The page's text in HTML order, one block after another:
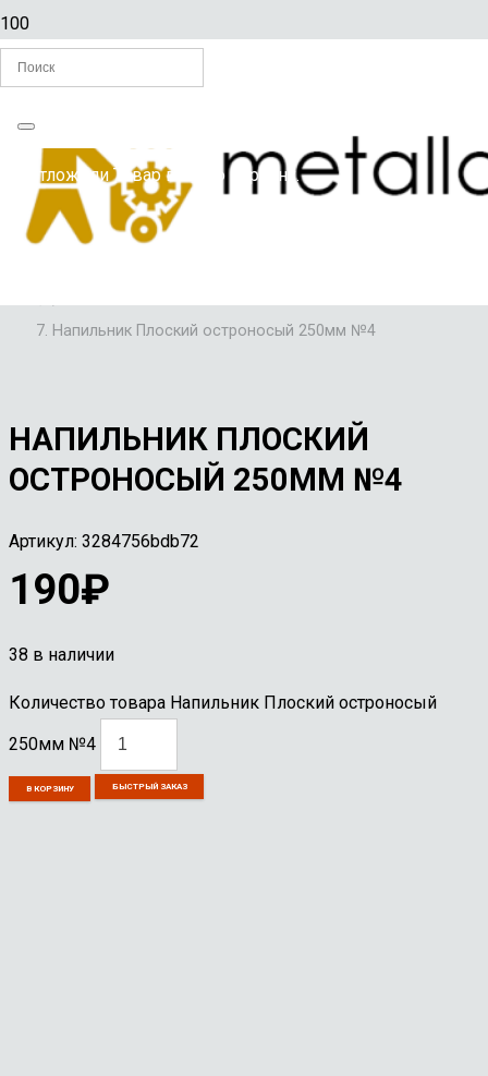
Вы отложилиТоварв свою корзину.
Главная
/
СЛЕСАРНЫЙ ИНСТРУМЕНТ
Напильник Плоский остроносый 250мм №4
НАПИЛЬНИК ПЛОСКИЙ
ОСТРОНОСЫЙ 250ММ №4
Артикул: 3284756bdb72
190₽
38 в наличии
Количество товара Напильник Плоский остроносый
250мм №4
В КОРЗИНУ БЫСТРЫЙ ЗАКАЗ